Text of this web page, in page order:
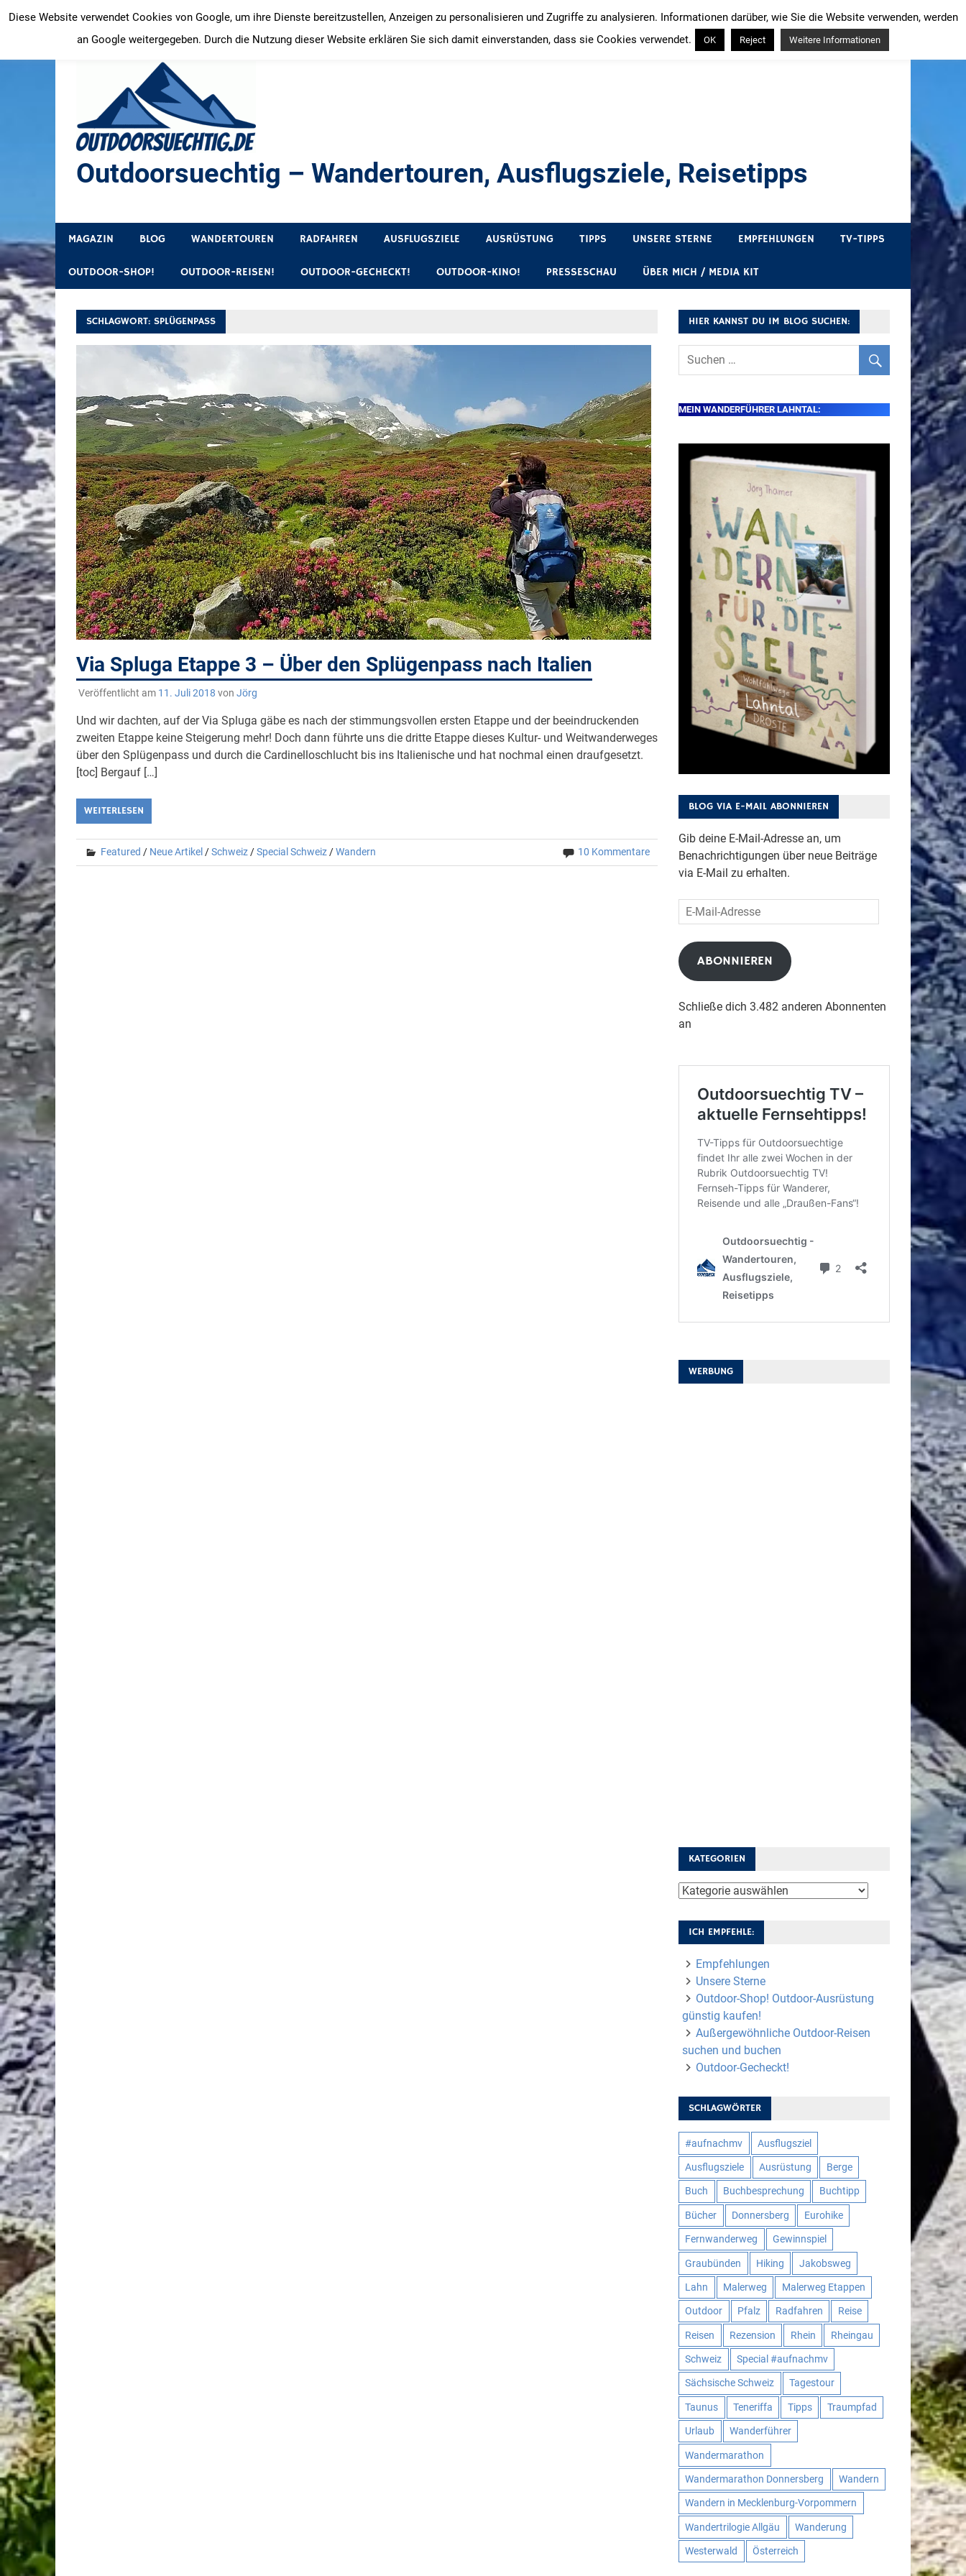
Inhalt
springen
Outdoorsuechtig – Wandertouren, Ausflugsziele, Reisetipps
MAGAZIN BLOG WANDERTOUREN RADFAHREN AUSFLUGSZIELE AUSRÜSTUNG TIPPS UNSERE STERNE EMPFEHLUNGEN TV-TIPPS
OUTDOOR-SHOP! OUTDOOR-REISEN! OUTDOOR-GECHECKT! OUTDOOR-KINO! PRESSESCHAU ÜBER MICH / MEDIA KIT
SCHLAGWORT: SPLÜGENPASS
Via Spluga Etappe 3 – Über den Splügenpass nach Italien
Veröffentlicht am 11. Juli 2018 von Jörg
Und wir dachten, auf der Via Spluga gäbe es nach der stimmungsvollen ersten Etappe und der beeindruckenden
zweiten Etappe keine Steigerung mehr! Doch dann führte uns die dritte Etappe dieses Kultur- und Weitwanderweges
über den Splügenpass und durch die Cardinelloschlucht bis ins Italienische und hat nochmal einen draufgesetzt.
[toc] Bergauf […]
WEITERLESEN
Featured / Neue Artikel /Schweiz/Special Schweiz/Wandern 10 Kommentare
HIER KANNST DU IM BLOG SUCHEN:
MEIN WANDERFÜHRER LAHNTAL:
BLOG VIA E-MAIL ABONNIEREN
Gib deine E-Mail-Adresse an, um
Benachrichtigungen über neue Beiträge
via E-Mail zu erhalten.
E-
Mail-
Adresse
ABONNIEREN
Schließe dich 3.482 anderen Abonnenten
an
WERBUNG
KATEGORIEN
Kategorien
ICH EMPFEHLE:
Empfehlungen
Unsere Sterne
Outdoor-Shop! Outdoor-Ausrüstung
günstig kaufen!
Außergewöhnliche Outdoor-Reisen
suchen und buchen
Outdoor-Gecheckt!
SCHLAGWÖRTER
#aufnachmv Ausflugsziel
Ausflugsziele Ausrüstung Berge
Buch Buchbesprechung Buchtipp
Bücher Donnersberg Eurohike
Fernwanderweg Gewinnspiel
Graubünden Hiking Jakobsweg
Lahn Malerweg Malerweg Etappen
Outdoor Pfalz Radfahren Reise
Reisen Rezension Rhein Rheingau
Schweiz Special #aufnachmv
Sächsische Schweiz Tagestour
Taunus Teneriffa Tipps Traumpfad
Urlaub Wanderführer
Wandermarathon
Wandermarathon Donnersberg Wandern
Wandern in Mecklenburg-Vorpommern
Wandertrilogie Allgäu Wanderung
Westerwald Österreich
Diese Website verwendet Cookies von Google, um ihre Dienste bereitzustellen, Anzeigen zu personalisieren und Zugriffe zu analysieren. Informationen darüber, wie Sie die Website verwenden, werden
an Google weitergegeben. Durch die Nutzung dieser Website erklären Sie sich damit einverstanden, dass sie Cookies verwendet.
OK Reject Weitere Informationen